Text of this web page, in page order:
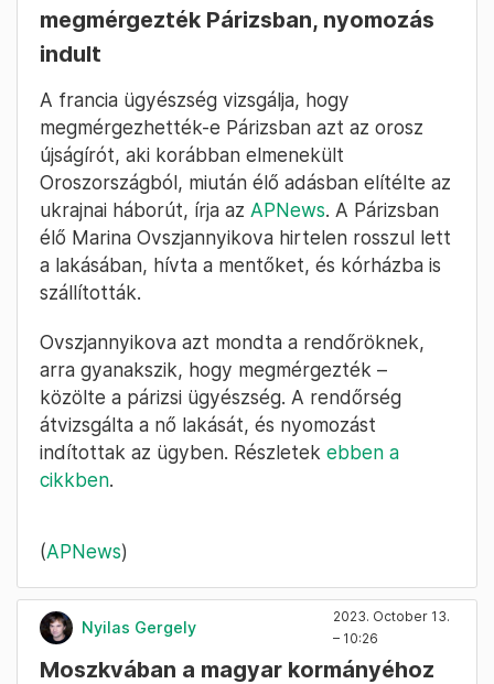
megmérgezték Párizsban, nyomozás
indult
A francia ügyészség vizsgálja, hogy
megmérgezhették-e Párizsban azt az orosz
újságírót, aki korábban elmenekült
Oroszországból, miután élő adásban elítélte az
ukrajnai háborút, írja az APNews. A Párizsban
élő Marina Ovszjannyikova hirtelen rosszul lett
a lakásában, hívta a mentőket, és kórházba is
szállították.
Ovszjannyikova azt mondta a rendőröknek,
arra gyanakszik, hogy megmérgezték –
közölte a párizsi ügyészség. A rendőrség
átvizsgálta a nő lakását, és nyomozást
indítottak az ügyben. Részletek ebben a
cikkben.
(APNews)
Nyilas Gergely
2023. October 13.
– 10:26
Moszkvában a magyar kormányéhoz